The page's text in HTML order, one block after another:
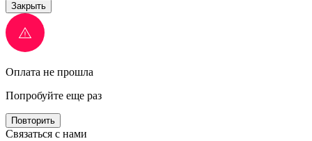
Закрыть
Оплата не прошла
Попробуйте еще раз
Повторить
Связаться с нами